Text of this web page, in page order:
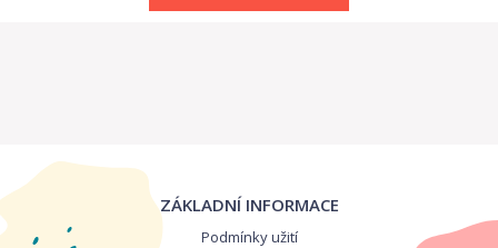
ZÁKLADNÍ INFORMACE
Podmínky užití